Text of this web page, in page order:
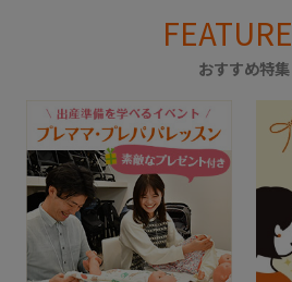
FEATURE
おすすめ特集